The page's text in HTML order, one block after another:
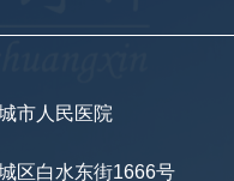
市人民医院
区白水东街1666号